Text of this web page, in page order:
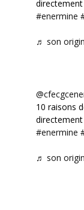
#enermine
♬ son
10 raisons
#enermine
♬ son